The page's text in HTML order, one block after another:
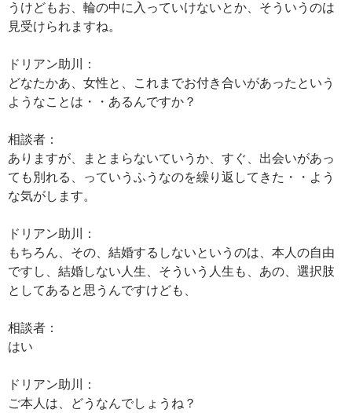
うけどもお、輪の中に入っていけないとか、そういうのは
見受けられますね。
ドリアン助川：
どなたかあ、女性と、これまでお付き合いがあったという
ようなことは・・あるんですか？
相談者：
ありますが、まとまらないていうか、すぐ、出会いがあっ
ても別れる、っていうふうなのを繰り返してきた・・よう
な気がします。
ドリアン助川：
もちろん、その、結婚するしないというのは、本人の自由
ですし、結婚しない人生、そういう人生も、あの、選択肢
としてあると思うんですけども、
相談者：
はい
ドリアン助川：
ご本人は、どうなんでしょうね？